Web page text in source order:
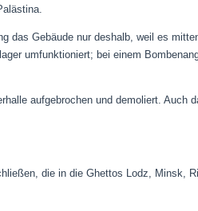
das Gebäude nur deshalb, weil es
umfunktioniert; bei einem
aufgebrochen und demoliert. Auch
die in die Ghettos Lodz, Minsk,